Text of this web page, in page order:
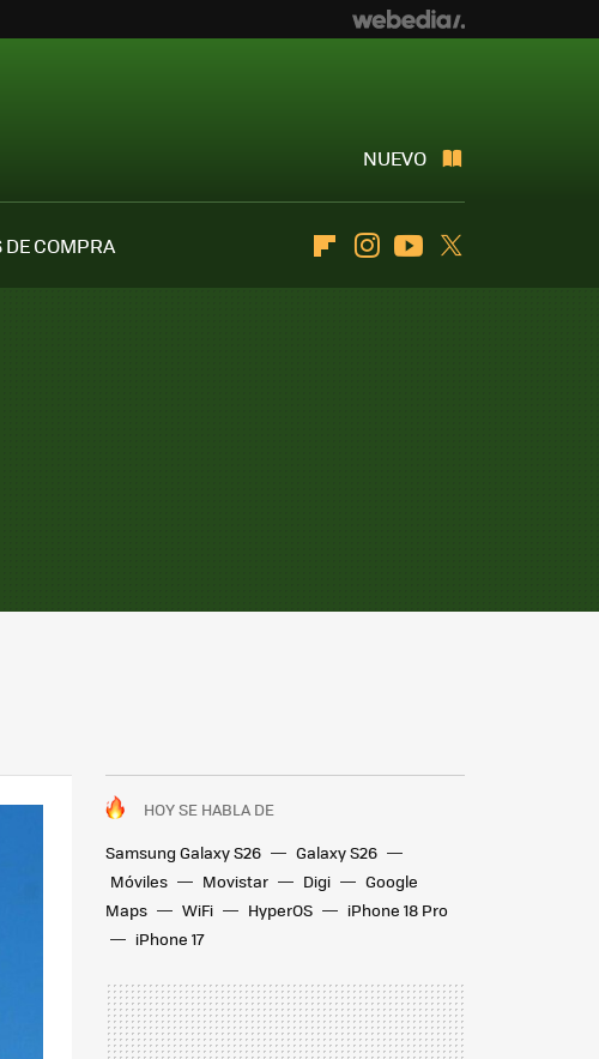
NUEVO
DE COMPRA
FlipboardInstagramYoutube
HOY SE HABLA DE
Samsung Galaxy S26
Galaxy S26
Móviles
Movistar Digi
Google
Maps
WiFi HyperOS
iPhone 18 Pro
iPhone 17